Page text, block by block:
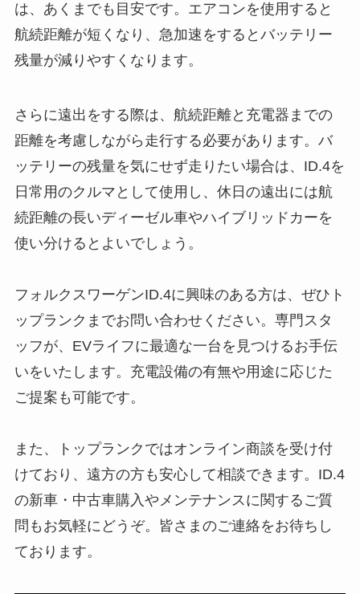
は、あくまでも目安です。エアコンを使用すると
航続距離が短くなり、急加速をするとバッテリー
残量が減りやすくなります。
さらに遠出をする際は、航続距離と充電器までの
距離を考慮しながら走行する必要があります。バ
ッテリーの残量を気にせず走りたい場合は、ID.4を
日常用のクルマとして使用し、休日の遠出には航
続距離の長いディーゼル車やハイブリッドカーを
使い分けるとよいでしょう。
フォルクスワーゲンID.4に興味のある方は、ぜひト
ップランクまでお問い合わせください。専門スタ
ッフが、EVライフに最適な一台を見つけるお手伝
いをいたします。充電設備の有無や用途に応じた
ご提案も可能です。
また、トップランクではオンライン商談を受け付
けており、遠方の方も安心して相談できます。ID.4
の新車・中古車購入やメンテナンスに関するご質
問もお気軽にどうぞ。皆さまのご連絡をお待ちし
ております。